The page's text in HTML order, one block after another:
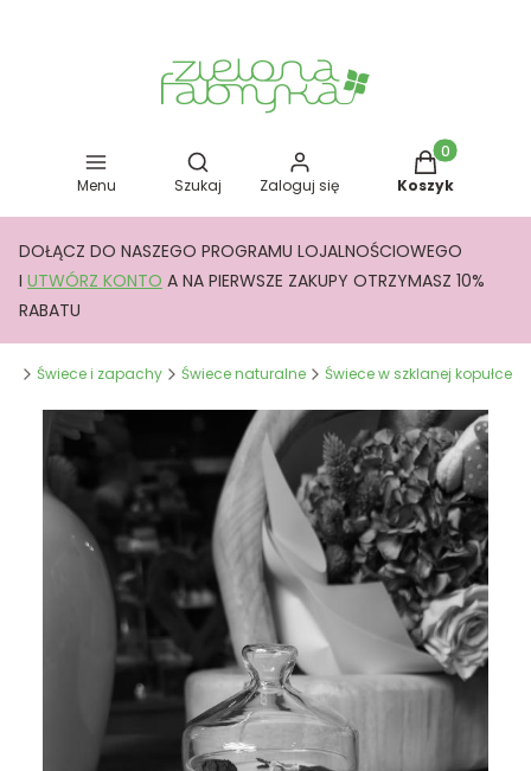
Menu
Otwórz wyszukiwarkę
Szukaj Zaloguj się
Produkty w
Koszyk
DOŁĄCZ DO NASZEGO PROGRAMU LOJALNOŚCIOWEGO
I UTWÓRZ KONTO A NA PIERWSZE ZAKUPY OTRZYMASZ 10%
RABATU
Świece i zapachy Świece naturalne Świece w szklanej kopułce